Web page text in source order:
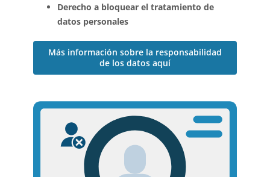
Derecho a bloquear el tratamiento de
datos personales
Más información sobre la responsabilidad
de los datos aquí